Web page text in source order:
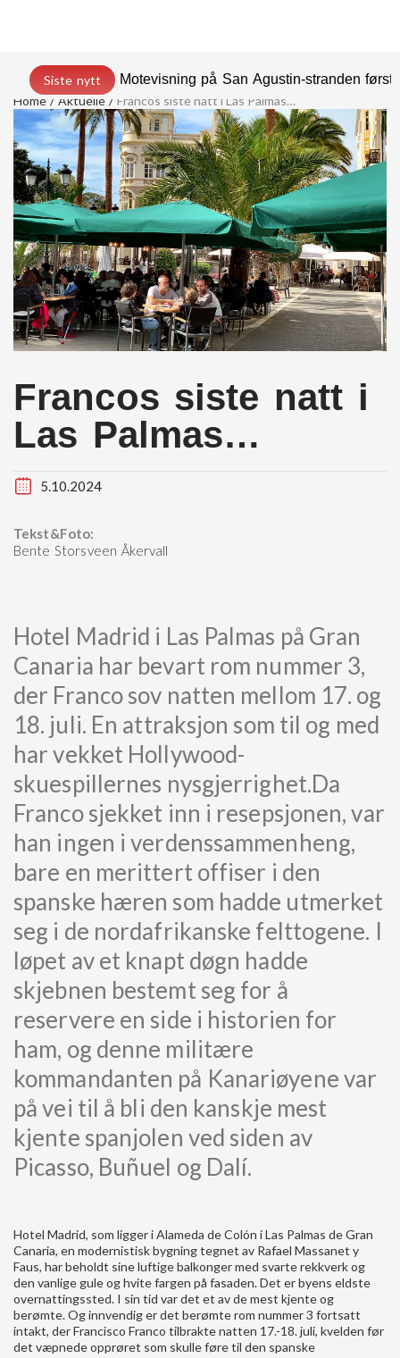
Siste nytt
Motevisning på San Agustin-stranden
Home
Aktuelle Francos siste natt i Las Palmas…
Francos siste natt i
Las Palmas…
5.10.2024
Tekst&Foto:
Bente Storsveen Åkervall
Hotel Madrid i Las Palmas på Gran
Canaria har bevart rom nummer 3,
der Franco sov natten mellom 17. og
18. juli. En attraksjon som til og med
har vekket Hollywood-
skuespillernes nysgjerrighet.Da
Franco sjekket inn i resepsjonen, var
han ingen i verdenssammenheng,
bare en merittert offiser i den
spanske hæren som hadde utmerket
seg i de nordafrikanske felttogene. I
løpet av et knapt døgn hadde
skjebnen bestemt seg for å
reservere en side i historien for
ham, og denne militære
kommandanten på Kanariøyene var
på vei til å bli den kanskje mest
kjente spanjolen ved siden av
Picasso, Buñuel og Dalí.
Hotel Madrid, som ligger i Alameda de Colón i Las Palmas de Gran
Canaria, en modernistisk bygning tegnet av Rafael Massanet y
Faus, har beholdt sine luftige balkonger med svarte rekkverk og
den vanlige gule og hvite fargen på fasaden. Det er byens eldste
overnattingssted. I sin tid var det et av de mest kjente og
berømte. Og innvendig er det berømte rom nummer 3 fortsatt
intakt, der Francisco Franco tilbrakte natten 17.-18. juli, kvelden før
det væpnede opprøret som skulle føre til den spanske